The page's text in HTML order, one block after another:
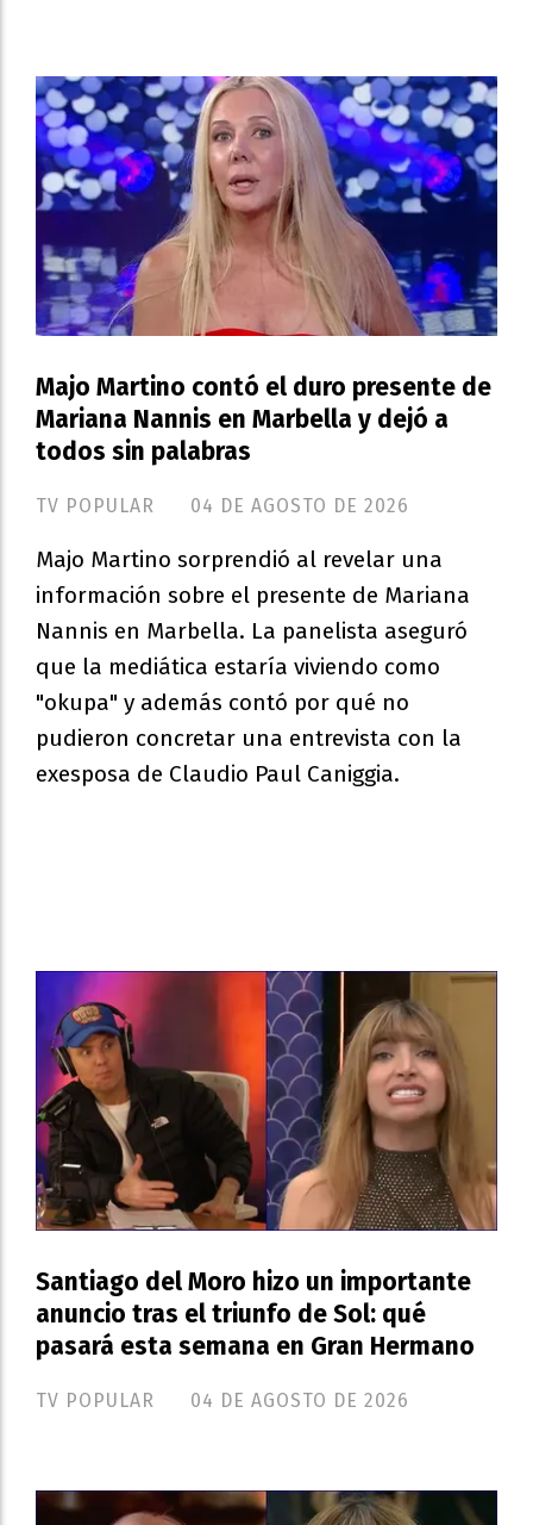
Majo Martino contó el duro presente de
Mariana Nannis en Marbella y dejó a
todos sin palabras
TV POPULAR 04 DE AGOSTO DE 2026
Majo Martino sorprendió al revelar una
información sobre el presente de Mariana
Nannis en Marbella. La panelista aseguró
que la mediática estaría viviendo como
"okupa" y además contó por qué no
pudieron concretar una entrevista con la
exesposa de Claudio Paul Caniggia.
Santiago del Moro hizo un importante
anuncio tras el triunfo de Sol: qué
pasará esta semana en Gran Hermano
TV POPULAR 04 DE AGOSTO DE 2026